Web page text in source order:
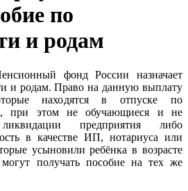
по
и родам
фонд России назначает
и родам. Право на данную выплату
находятся в отпуске по
при этом не обучающиеся и не
предприятия либо
в качестве ИП, нотариуса или
усыновили ребёнка в возрасте
получать пособие на тех же